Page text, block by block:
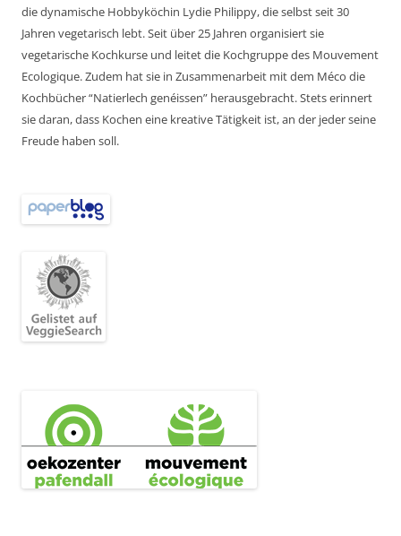
die dynamische Hobbyköchin Lydie Philippy, die selbst seit 30
Jahren vegetarisch lebt. Seit über 25 Jahren organisiert sie
vegetarische Kochkurse und leitet die Kochgruppe des Mouvement
Ecologique. Zudem hat sie in Zusammenarbeit mit dem Méco die
Kochbücher “Natierlech genéissen” herausgebracht. Stets erinnert
sie daran, dass Kochen eine kreative Tätigkeit ist, an der jeder seine
Freude haben soll.